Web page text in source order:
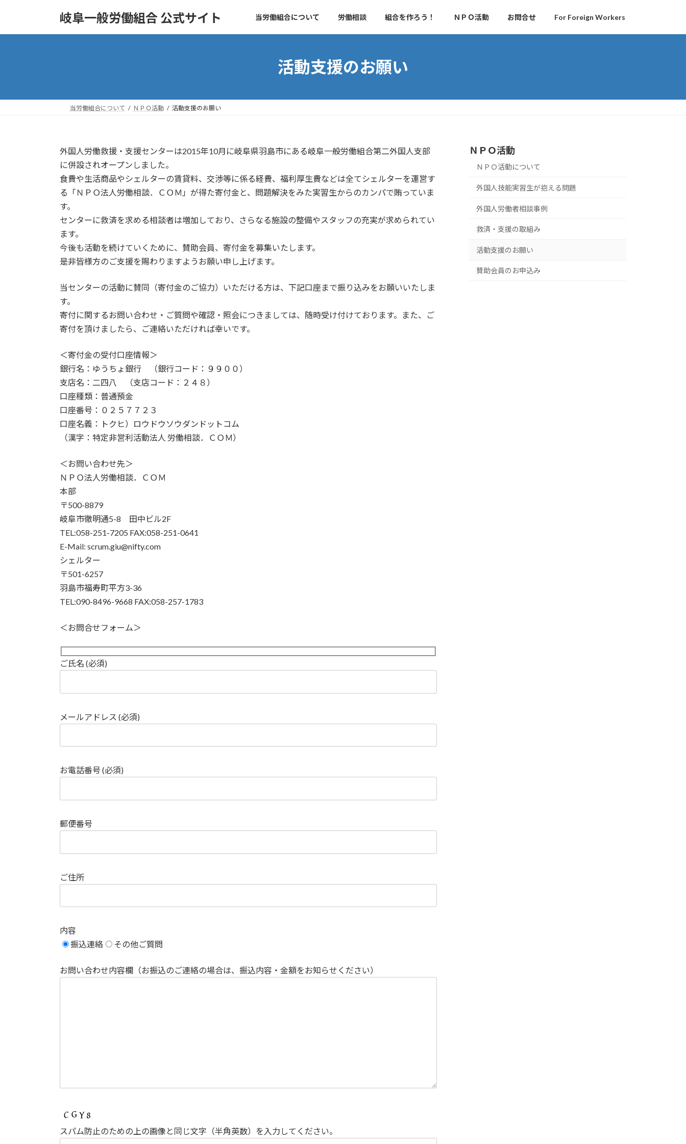
岐阜一般労働組合 公式サイト 当労働組合について 労働相談 組合を作ろう！ ＮＰＯ活動 お問合せ For Foreign Workers
活動支援のお願い
当労働組合について ＮＰＯ活動 活動支援のお願い
外国人労働救援・支援センターは2015年10月に岐阜県羽島市にある岐阜一般労働組合第二外国人支部
に併設されオープンしました。
食費や生活商品やシェルターの賃貸料、交渉等に係る経費、福利厚生費などは全てシェルターを運営す
る「ＮＰＯ法人労働相談．ＣＯＭ」が得た寄付金と、問題解決をみた実習生からのカンパで賄っていま
す。
センターに救済を求める相談者は増加しており、さらなる施設の整備やスタッフの充実が求められてい
ます。
今後も活動を続けていくために、賛助会員、寄付金を募集いたします。
是非皆様方のご支援を賜わりますようお願い申し上げます。
当センターの活動に賛同（寄付金のご協力）いただける方は、下記口座まで振り込みをお願いいたしま
す。
寄付に関するお問い合わせ・ご質問や確認・照会につきましては、随時受け付けております。また、ご
寄付を頂けましたら、ご連絡いただければ幸いです。
＜寄付金の受付口座情報＞
銀行名：ゆうちょ銀行 （銀行コード：９９００）
支店名：二四八 （支店コード：２４８）
口座種類：普通預金
口座番号：０２５７７２３
口座名義：トクヒ）ロウドウソウダンドットコム
（漢字：特定非営利活動法人 労働相談．ＣＯＭ）
＜お問い合わせ先＞
ＮＰＯ法人労働相談．ＣＯＭ
本部
〒500-8879
岐阜市徹明通5-8 田中ビル2F
TEL:058-251-7205 FAX:058-251-0641
E-Mail: scrum.giu@nifty.com
シェルター
〒501-6257
羽島市福寿町平方3-36
TEL:090-8496-9668 FAX:058-257-1783
＜お問合せフォーム＞
ご氏名 (必須)
メールアドレス (必須)
お電話番号 (必須)
郵便番号
ご住所
内容
振込連絡
その他ご質問
お問い合わせ内容欄（お振込のご連絡の場合は、振込内容・金額をお知らせください）
スパム防止のための上の画像と同じ文字（半角英数）を入力してください。
ＮＰＯ活動
ＮＰＯ活動について
外国人技能実習生が抱える問題
外国人労働者相談事例
救済・支援の取組み
活動支援のお願い
賛助会員のお申込み